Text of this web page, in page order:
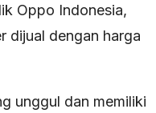
Oppo Indonesia,
dijual dengan harga
unggul dan memiliki